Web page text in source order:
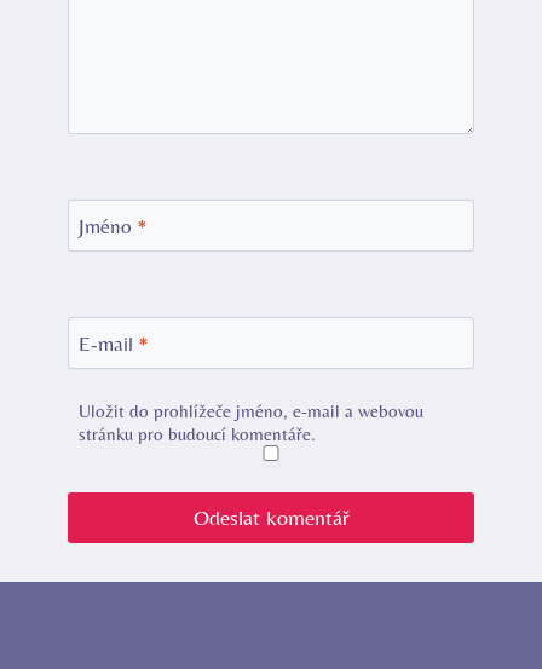
Jméno *
E-mail *
Uložit do prohlížeče jméno, e-mail a webovou
stránku pro budoucí komentáře.